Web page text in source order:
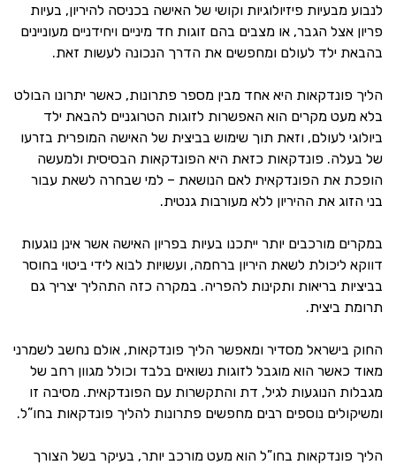
לנבוע מבעיות פיזיולוגיות וקושי של האישה בכניסה להיריון, בעיות
פריון אצל הגבר, או מצבים בהם זוגות חד מיניים ויחידניים מעוניינים
בהבאת ילד לעולם ומחפשים את הדרך הנכונה לעשות זאת.
הליך פונדקאות היא אחד מבין מספר פתרונות, כאשר יתרונו הבולט
בלא מעט מקרים הוא האפשרות לזוגות הטרוגניים להבאת ילד
ביולוגי לעולם, וזאת תוך שימוש בביצית של האישה המופרית בזרעו
של בעלה. פונדקאות כזאת היא הפונדקאות הבסיסית ולמעשה
הופכת את הפונדקאית לאם הנושאת – למי שבחרה לשאת עבור
בני הזוג את ההיריון ללא מעורבות גנטית.
במקרים מורכבים יותר ייתכנו בעיות בפריון האישה אשר אינן נוגעות
דווקא ליכולת לשאת היריון ברחמה, ועשויות לבוא לידי ביטוי בחוסר
בביציות בריאות ותקינות להפריה. במקרה כזה התהליך יצריך גם
תרומת ביצית.
החוק בישראל מסדיר ומאפשר הליך פונדקאות, אולם נחשב לשמרני
מאוד כאשר הוא מוגבל לזוגות נשואים בלבד וכולל מגוון רחב של
מגבלות הנוגעות לגיל, דת והתקשרות עם הפונדקאית. מסיבה זו
ומשיקולים נוספים רבים מחפשים פתרונות להליך פונדקאות בחו”ל.
הליך פונדקאות בחו”ל הוא מעט מורכב יותר, בעיקר בשל הצורך